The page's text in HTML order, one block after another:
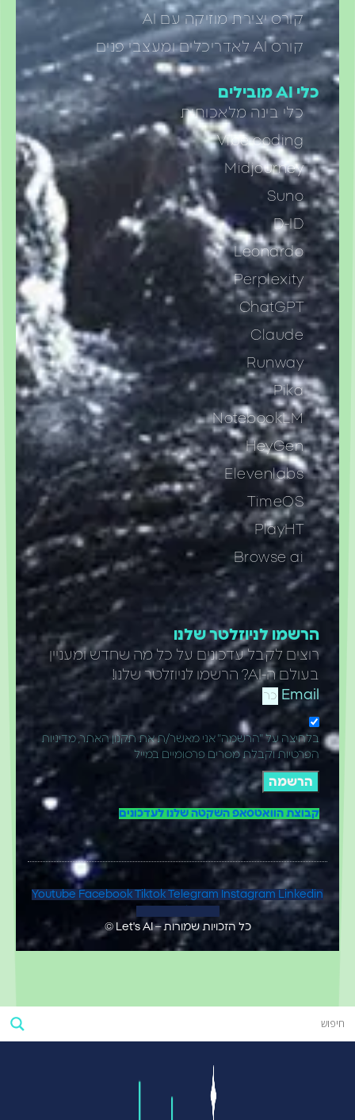
קורס יצירת מוזיקה עם AI
קורס AI לאדריכלים ומעצבי פנים
כלי AI מובילים
כלי בינה מלאכותית
Vibe coding
Midjourney
Suno
D-ID
Leonardo
Perplexity
ChatGPT
Claude
Runway
Pika
NotebookLM
HeyGen
Elevenlabs
TimeOS
PlayHT
Browse ai
הרשמו לניוזלטר שלנו
רוצים לקבל עדכונים על כל מה שחדש ומעניין
בעולם ה-AI? הרשמו לניוזלטר שלנו!
Email
בלחיצה על "הרשמה" אני מאשר/ת את תקנון האתר, מדיניות
הפרטיות וקבלת מסרים פרסומיים במייל
הרשמה
קבוצת הוואטסאפ השקטה שלנו לעדכונים
Youtube Facebook Tiktok Telegram Instagram
Linkedin
כל הזכויות שמורות – Let's AI ©